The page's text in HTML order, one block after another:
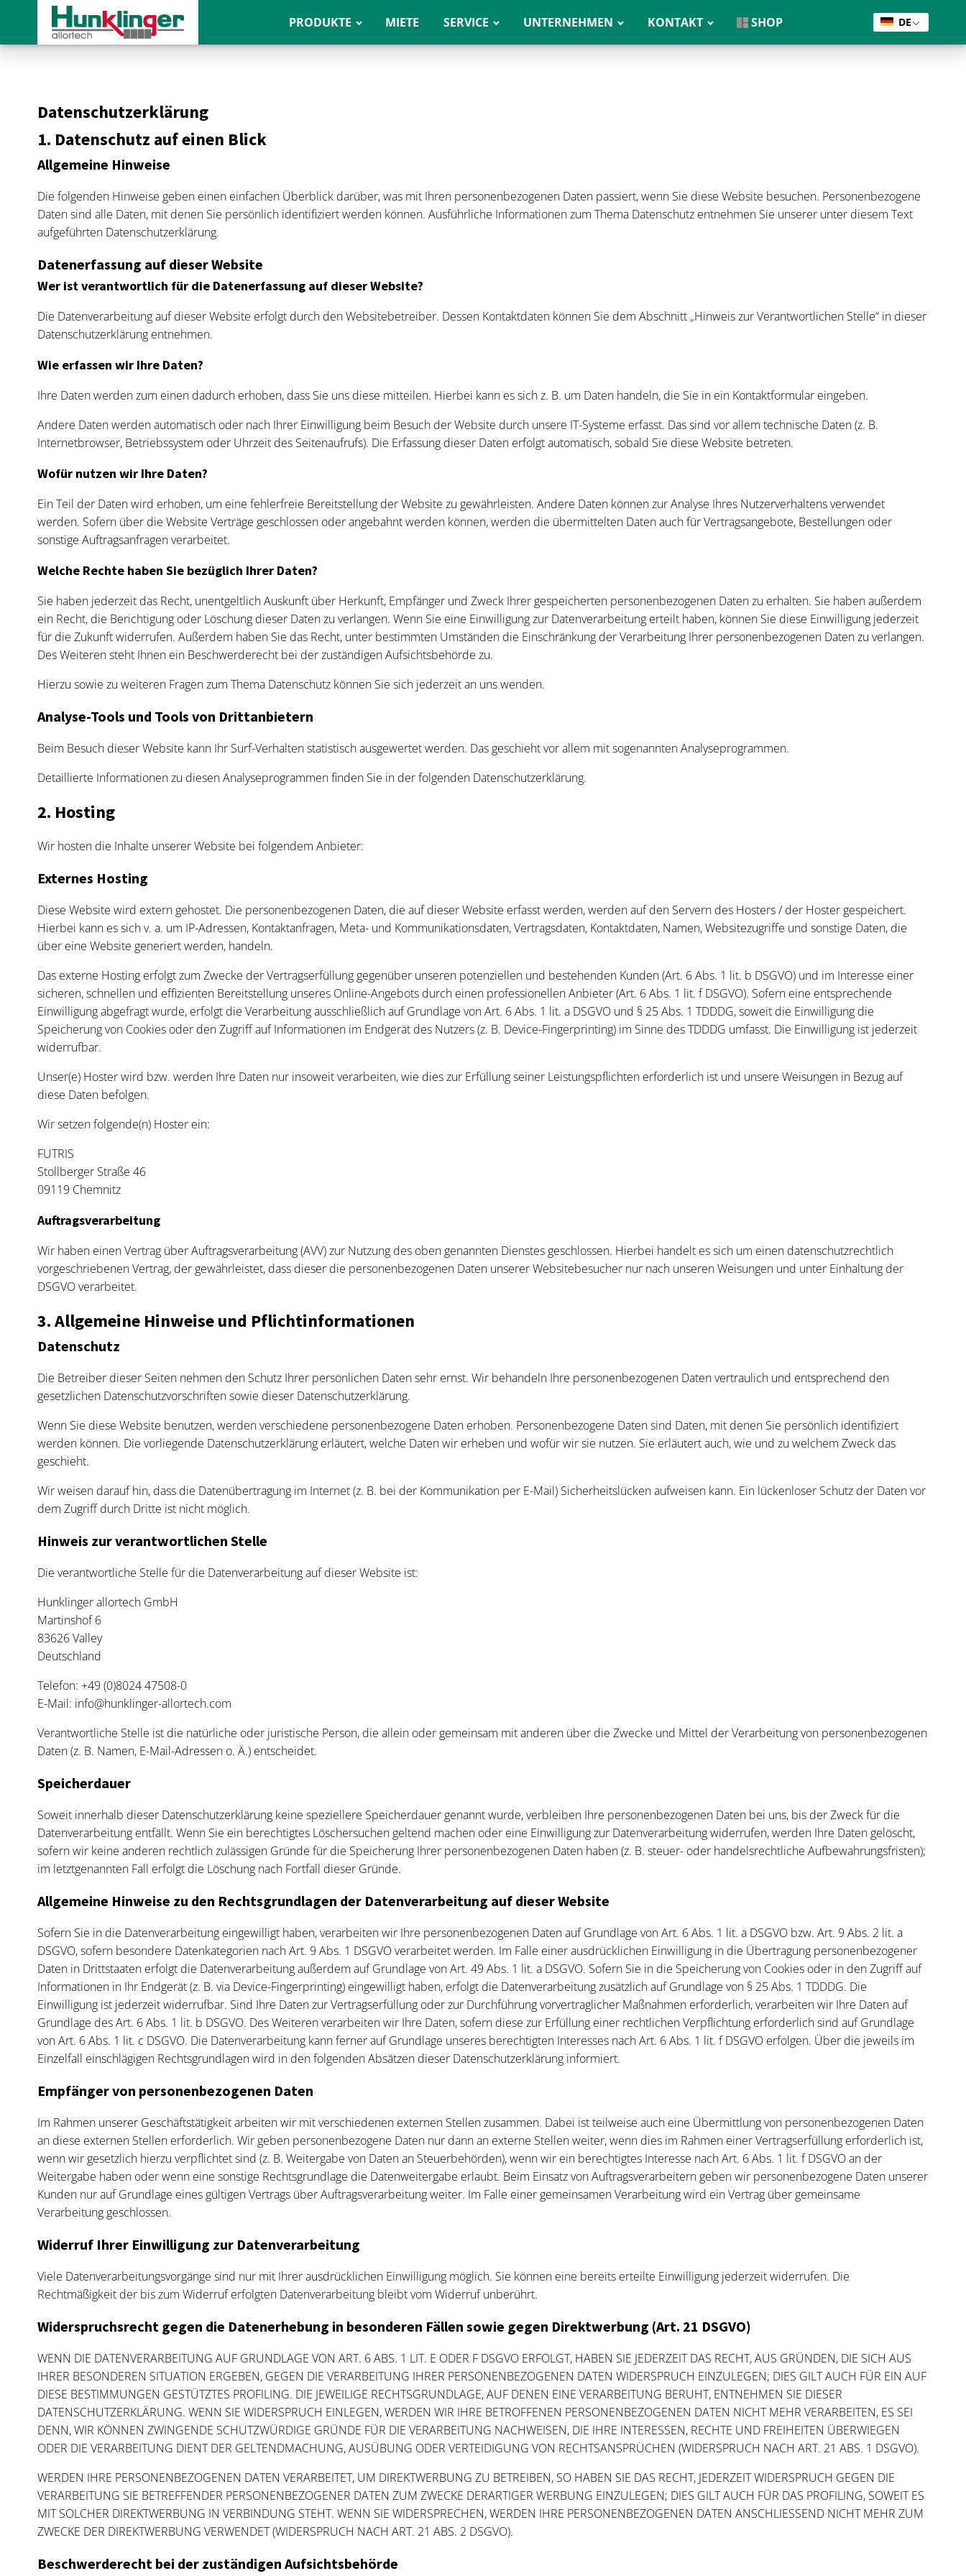
PRODUKTE MIETE SERVICE UNTERNEHMEN KONTAKT SHOP DE
Datenschutz­erklärung
1. Datenschutz auf einen Blick
Allgemeine Hinweise
Die folgenden Hinweise geben einen einfachen Überblick darüber, was mit Ihren personenbezogenen Daten passiert, wenn Sie diese Website besuchen. Personenbezogene
Daten sind alle Daten, mit denen Sie persönlich identifiziert werden können. Ausführliche Informationen zum Thema Datenschutz entnehmen Sie unserer unter diesem Text
aufgeführten Datenschutzerklärung.
Datenerfassung auf dieser Website
Wer ist verantwortlich für die Datenerfassung auf dieser Website?
Die Datenverarbeitung auf dieser Website erfolgt durch den Websitebetreiber. Dessen Kontaktdaten können Sie dem Abschnitt „Hinweis zur Verantwortlichen Stelle“ in dieser
Datenschutzerklärung entnehmen.
Wie erfassen wir Ihre Daten?
Ihre Daten werden zum einen dadurch erhoben, dass Sie uns diese mitteilen. Hierbei kann es sich z. B. um Daten handeln, die Sie in ein Kontaktformular eingeben.
Andere Daten werden automatisch oder nach Ihrer Einwilligung beim Besuch der Website durch unsere IT-Systeme erfasst. Das sind vor allem technische Daten (z. B.
Internetbrowser, Betriebssystem oder Uhrzeit des Seitenaufrufs). Die Erfassung dieser Daten erfolgt automatisch, sobald Sie diese Website betreten.
Wofür nutzen wir Ihre Daten?
Ein Teil der Daten wird erhoben, um eine fehlerfreie Bereitstellung der Website zu gewährleisten. Andere Daten können zur Analyse Ihres Nutzerverhaltens verwendet
werden. Sofern über die Website Verträge geschlossen oder angebahnt werden können, werden die übermittelten Daten auch für Vertragsangebote, Bestellungen oder
sonstige Auftragsanfragen verarbeitet.
Welche Rechte haben Sie bezüglich Ihrer Daten?
Sie haben jederzeit das Recht, unentgeltlich Auskunft über Herkunft, Empfänger und Zweck Ihrer gespeicherten personenbezogenen Daten zu erhalten. Sie haben außerdem
ein Recht, die Berichtigung oder Löschung dieser Daten zu verlangen. Wenn Sie eine Einwilligung zur Datenverarbeitung erteilt haben, können Sie diese Einwilligung jederzeit
für die Zukunft widerrufen. Außerdem haben Sie das Recht, unter bestimmten Umständen die Einschränkung der Verarbeitung Ihrer personenbezogenen Daten zu verlangen.
Des Weiteren steht Ihnen ein Beschwerderecht bei der zuständigen Aufsichtsbehörde zu.
Hierzu sowie zu weiteren Fragen zum Thema Datenschutz können Sie sich jederzeit an uns wenden.
Analyse-Tools und Tools von Dritt­anbietern
Beim Besuch dieser Website kann Ihr Surf-Verhalten statistisch ausgewertet werden. Das geschieht vor allem mit sogenannten Analyseprogrammen.
Detaillierte Informationen zu diesen Analyseprogrammen finden Sie in der folgenden Datenschutzerklärung.
2. Hosting
Wir hosten die Inhalte unserer Website bei folgendem Anbieter:
Externes Hosting
Diese Website wird extern gehostet. Die personenbezogenen Daten, die auf dieser Website erfasst werden, werden auf den Servern des Hosters / der Hoster gespeichert.
Hierbei kann es sich v. a. um IP-Adressen, Kontaktanfragen, Meta- und Kommunikationsdaten, Vertragsdaten, Kontaktdaten, Namen, Websitezugriffe und sonstige Daten, die
über eine Website generiert werden, handeln.
Das externe Hosting erfolgt zum Zwecke der Vertragserfüllung gegenüber unseren potenziellen und bestehenden Kunden (Art. 6 Abs. 1 lit. b DSGVO) und im Interesse einer
sicheren, schnellen und effizienten Bereitstellung unseres Online-Angebots durch einen professionellen Anbieter (Art. 6 Abs. 1 lit. f DSGVO). Sofern eine entsprechende
Einwilligung abgefragt wurde, erfolgt die Verarbeitung ausschließlich auf Grundlage von Art. 6 Abs. 1 lit. a DSGVO und § 25 Abs. 1 TDDDG, soweit die Einwilligung die
Speicherung von Cookies oder den Zugriff auf Informationen im Endgerät des Nutzers (z. B. Device-Fingerprinting) im Sinne des TDDDG umfasst. Die Einwilligung ist jederzeit
widerrufbar.
Unser(e) Hoster wird bzw. werden Ihre Daten nur insoweit verarbeiten, wie dies zur Erfüllung seiner Leistungspflichten erforderlich ist und unsere Weisungen in Bezug auf
diese Daten befolgen.
Wir setzen folgende(n) Hoster ein:
FUTRIS
Stollberger Straße 46
09119 Chemnitz
Auftragsverarbeitung
Wir haben einen Vertrag über Auftragsverarbeitung (AVV) zur Nutzung des oben genannten Dienstes geschlossen. Hierbei handelt es sich um einen datenschutzrechtlich
vorgeschriebenen Vertrag, der gewährleistet, dass dieser die personenbezogenen Daten unserer Websitebesucher nur nach unseren Weisungen und unter Einhaltung der
DSGVO verarbeitet.
3. Allgemeine Hinweise und Pflicht­informationen
Datenschutz
Die Betreiber dieser Seiten nehmen den Schutz Ihrer persönlichen Daten sehr ernst. Wir behandeln Ihre personenbezogenen Daten vertraulich und entsprechend den
gesetzlichen Datenschutzvorschriften sowie dieser Datenschutzerklärung.
Wenn Sie diese Website benutzen, werden verschiedene personenbezogene Daten erhoben. Personenbezogene Daten sind Daten, mit denen Sie persönlich identifiziert
werden können. Die vorliegende Datenschutzerklärung erläutert, welche Daten wir erheben und wofür wir sie nutzen. Sie erläutert auch, wie und zu welchem Zweck das
geschieht.
Wir weisen darauf hin, dass die Datenübertragung im Internet (z. B. bei der Kommunikation per E-Mail) Sicherheitslücken aufweisen kann. Ein lückenloser Schutz der Daten vor
dem Zugriff durch Dritte ist nicht möglich.
Hinweis zur verantwortlichen Stelle
Die verantwortliche Stelle für die Datenverarbeitung auf dieser Website ist:
Hunklinger allortech GmbH
Martinshof 6
83626 Valley
Deutschland
Telefon: +49 (0)8024 47508-0
E-Mail: info@hunklinger-allortech.com
Verantwortliche Stelle ist die natürliche oder juristische Person, die allein oder gemeinsam mit anderen über die Zwecke und Mittel der Verarbeitung von personenbezogenen
Daten (z. B. Namen, E-Mail-Adressen o. Ä.) entscheidet.
Speicherdauer
Soweit innerhalb dieser Datenschutzerklärung keine speziellere Speicherdauer genannt wurde, verbleiben Ihre personenbezogenen Daten bei uns, bis der Zweck für die
Datenverarbeitung entfällt. Wenn Sie ein berechtigtes Löschersuchen geltend machen oder eine Einwilligung zur Datenverarbeitung widerrufen, werden Ihre Daten gelöscht,
sofern wir keine anderen rechtlich zulässigen Gründe für die Speicherung Ihrer personenbezogenen Daten haben (z. B. steuer- oder handelsrechtliche Aufbewahrungsfristen);
im letztgenannten Fall erfolgt die Löschung nach Fortfall dieser Gründe.
Allgemeine Hinweise zu den Rechtsgrundlagen der Datenverarbeitung auf dieser Website
Sofern Sie in die Datenverarbeitung eingewilligt haben, verarbeiten wir Ihre personenbezogenen Daten auf Grundlage von Art. 6 Abs. 1 lit. a DSGVO bzw. Art. 9 Abs. 2 lit. a
DSGVO, sofern besondere Datenkategorien nach Art. 9 Abs. 1 DSGVO verarbeitet werden. Im Falle einer ausdrücklichen Einwilligung in die Übertragung personenbezogener
Daten in Drittstaaten erfolgt die Datenverarbeitung außerdem auf Grundlage von Art. 49 Abs. 1 lit. a DSGVO. Sofern Sie in die Speicherung von Cookies oder in den Zugriff auf
Informationen in Ihr Endgerät (z. B. via Device-Fingerprinting) eingewilligt haben, erfolgt die Datenverarbeitung zusätzlich auf Grundlage von § 25 Abs. 1 TDDDG. Die
Einwilligung ist jederzeit widerrufbar. Sind Ihre Daten zur Vertragserfüllung oder zur Durchführung vorvertraglicher Maßnahmen erforderlich, verarbeiten wir Ihre Daten auf
Grundlage des Art. 6 Abs. 1 lit. b DSGVO. Des Weiteren verarbeiten wir Ihre Daten, sofern diese zur Erfüllung einer rechtlichen Verpflichtung erforderlich sind auf Grundlage
von Art. 6 Abs. 1 lit. c DSGVO. Die Datenverarbeitung kann ferner auf Grundlage unseres berechtigten Interesses nach Art. 6 Abs. 1 lit. f DSGVO erfolgen. Über die jeweils im
Einzelfall einschlägigen Rechtsgrundlagen wird in den folgenden Absätzen dieser Datenschutzerklärung informiert.
Empfänger von personenbezogenen Daten
Im Rahmen unserer Geschäftstätigkeit arbeiten wir mit verschiedenen externen Stellen zusammen. Dabei ist teilweise auch eine Übermittlung von personenbezogenen Daten
an diese externen Stellen erforderlich. Wir geben personenbezogene Daten nur dann an externe Stellen weiter, wenn dies im Rahmen einer Vertragserfüllung erforderlich ist,
wenn wir gesetzlich hierzu verpflichtet sind (z. B. Weitergabe von Daten an Steuerbehörden), wenn wir ein berechtigtes Interesse nach Art. 6 Abs. 1 lit. f DSGVO an der
Weitergabe haben oder wenn eine sonstige Rechtsgrundlage die Datenweitergabe erlaubt. Beim Einsatz von Auftragsverarbeitern geben wir personenbezogene Daten unserer
Kunden nur auf Grundlage eines gültigen Vertrags über Auftragsverarbeitung weiter. Im Falle einer gemeinsamen Verarbeitung wird ein Vertrag über gemeinsame
Verarbeitung geschlossen.
Widerruf Ihrer Einwilligung zur Datenverarbeitung
Viele Datenverarbeitungsvorgänge sind nur mit Ihrer ausdrücklichen Einwilligung möglich. Sie können eine bereits erteilte Einwilligung jederzeit widerrufen. Die
Rechtmäßigkeit der bis zum Widerruf erfolgten Datenverarbeitung bleibt vom Widerruf unberührt.
Widerspruchsrecht gegen die Datenerhebung in besonderen Fällen sowie gegen Direktwerbung (Art. 21 DSGVO)
WENN DIE DATENVERARBEITUNG AUF GRUNDLAGE VON ART. 6 ABS. 1 LIT. E ODER F DSGVO ERFOLGT, HABEN SIE JEDERZEIT DAS RECHT, AUS GRÜNDEN, DIE SICH AUS
IHRER BESONDEREN SITUATION ERGEBEN, GEGEN DIE VERARBEITUNG IHRER PERSONENBEZOGENEN DATEN WIDERSPRUCH EINZULEGEN; DIES GILT AUCH FÜR EIN AUF
DIESE BESTIMMUNGEN GESTÜTZTES PROFILING. DIE JEWEILIGE RECHTSGRUNDLAGE, AUF DENEN EINE VERARBEITUNG BERUHT, ENTNEHMEN SIE DIESER
DATENSCHUTZERKLÄRUNG. WENN SIE WIDERSPRUCH EINLEGEN, WERDEN WIR IHRE BETROFFENEN PERSONENBEZOGENEN DATEN NICHT MEHR VERARBEITEN, ES SEI
DENN, WIR KÖNNEN ZWINGENDE SCHUTZWÜRDIGE GRÜNDE FÜR DIE VERARBEITUNG NACHWEISEN, DIE IHRE INTERESSEN, RECHTE UND FREIHEITEN ÜBERWIEGEN
ODER DIE VERARBEITUNG DIENT DER GELTENDMACHUNG, AUSÜBUNG ODER VERTEIDIGUNG VON RECHTSANSPRÜCHEN (WIDERSPRUCH NACH ART. 21 ABS. 1 DSGVO).
WERDEN IHRE PERSONENBEZOGENEN DATEN VERARBEITET, UM DIREKTWERBUNG ZU BETREIBEN, SO HABEN SIE DAS RECHT, JEDERZEIT WIDERSPRUCH GEGEN DIE
VERARBEITUNG SIE BETREFFENDER PERSONENBEZOGENER DATEN ZUM ZWECKE DERARTIGER WERBUNG EINZULEGEN; DIES GILT AUCH FÜR DAS PROFILING, SOWEIT ES
MIT SOLCHER DIREKTWERBUNG IN VERBINDUNG STEHT. WENN SIE WIDERSPRECHEN, WERDEN IHRE PERSONENBEZOGENEN DATEN ANSCHLIESSEND NICHT MEHR ZUM
ZWECKE DER DIREKTWERBUNG VERWENDET (WIDERSPRUCH NACH ART. 21 ABS. 2 DSGVO).
Beschwerde­recht bei der zuständigen Aufsichts­behörde